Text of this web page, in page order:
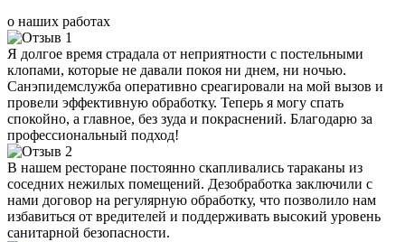
о наших работах
Я долгое время страдала от неприятности с постельными
клопами, которые не давали покоя ни днем, ни ночью.
Санэпидемслужба оперативно среагировали на мой вызов и
провели эффективную обработку. Теперь я могу спать
спокойно, а главное, без зуда и покраснений. Благодарю за
профессиональный подход!
В нашем ресторане постоянно скапливались тараканы из
соседних нежилых помещений. Дезобработка заключили с
нами договор на регулярную обработку, что позволило нам
избавиться от вредителей и поддерживать высокий уровень
санитарной безопасности.